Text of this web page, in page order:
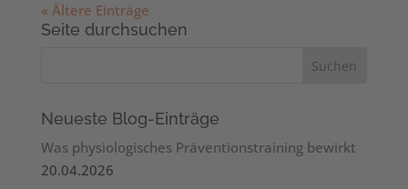
« Ältere Einträge
Seite durchsuchen
Neueste Blog-Einträge
Was physiologisches Präventionstraining bewirkt
20.04.2026